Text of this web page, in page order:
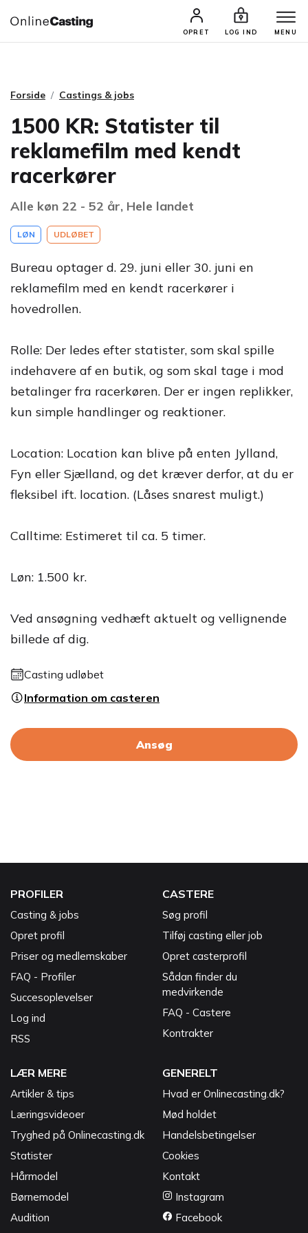
OPRET LOG IND MENU
CASTINGS & JOBS SØG PROFIL
Forside Castings & jobs
1500 KR: Statister til
reklamefilm med kendt
racerkører
Alle køn 22 - 52 år, Hele landet
LØN UDLØBET
Bureau optager d. 29. juni eller 30. juni en
reklamefilm med en kendt racerkører i
hovedrollen.
Rolle: Der ledes efter statister, som skal spille
indehavere af en butik, og som skal tage i mod
betalinger fra racerkøren. Der er ingen replikker,
kun simple handlinger og reaktioner.
Location: Location kan blive på enten Jylland,
Fyn eller Sjælland, og det kræver derfor, at du er
fleksibel ift. location. (Låses snarest muligt.)
Calltime: Estimeret til ca. 5 timer.
Løn: 1.500 kr.
Ved ansøgning vedhæft aktuelt og vellignende
billede af dig.
Casting udløbet
Information om casteren
Ansøg
PROFILER
Casting & jobs
Opret profil
Priser og medlemskaber
FAQ - Profiler
Succesoplevelser
Log ind
RSS
CASTERE
Søg profil
Tilføj casting eller job
Opret casterprofil
Sådan finder du
medvirkende
FAQ - Castere
Kontrakter
LÆR MERE
Artikler & tips
Læringsvideoer
Tryghed på Onlinecasting.dk
Statister
Hårmodel
Børnemodel
Audition
GENERELT
Hvad er Onlinecasting.dk?
Mød holdet
Handelsbetingelser
Cookies
Kontakt
Instagram
Facebook